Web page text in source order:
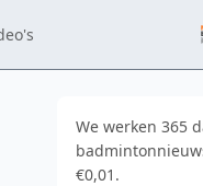
We werken 365
€0,01.